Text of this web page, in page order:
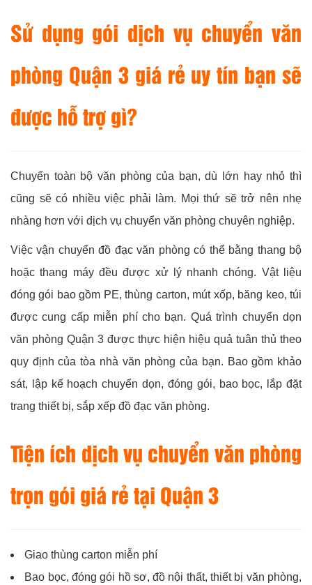
Sử dụng gói dịch vụ chuyển văn
phòng Quận 3 giá rẻ uy tín bạn sẽ
được hỗ trợ gì?
Chuyển toàn bộ văn phòng của bạn, dù lớn hay nhỏ thì
cũng sẽ có nhiều việc phải làm. Mọi thứ sẽ trở nên nhẹ
nhàng hơn với dịch vụ chuyển văn phòng chuyên nghiệp.
Việc vận chuyển đồ đạc văn phòng có thể bằng thang bộ
hoặc thang máy đều được xử lý nhanh chóng. Vật liệu
đóng gói bao gồm PE, thùng carton, mút xốp, băng keo, túi
được cung cấp miễn phí cho bạn. Quá trình chuyển dọn
văn phòng Quận 3 được thực hiện hiệu quả tuân thủ theo
quy định của tòa nhà văn phòng của bạn. Bao gồm khảo
sát, lập kế hoạch chuyển dọn, đóng gói, bao bọc, lắp đặt
trang thiết bị, sắp xếp đồ đạc văn phòng.
Tiện ích dịch vụ chuyển văn phòng
trọn gói giá rẻ tại Quận 3
Giao thùng carton miễn phí
Bao bọc, đóng gói hồ sơ, đồ nội thất, thiết bị văn phòng,